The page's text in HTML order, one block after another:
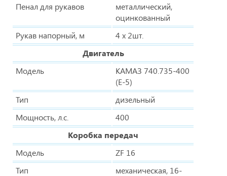
Пенал для рукавов
металлический,
оцинкованный
Рукав напорный, м
4 х 2шт.
Двигатель
Модель
КАМАЗ 740.735-400
(Е-5)
Тип
дизельный
Мощность, л.с.
400
Коробка передач
Модель
ZF 16
Тип
механическая, 16-